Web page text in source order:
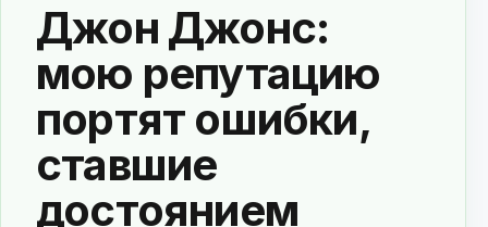
Джон Джонс:
мою репутацию
портят ошибки,
ставшие
достоянием